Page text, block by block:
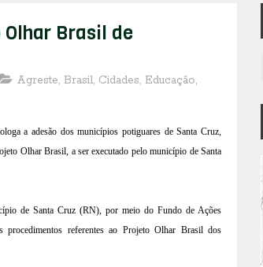
Brasil de
Agreste, Brasil, Cidades, Educação,
a adesão dos municípios potiguares de Santa Cruz,
Olhar Brasil, a ser executado pelo município de Santa
de Santa Cruz (RN), por meio do Fundo de Ações
procedimentos referentes ao Projeto Olhar Brasil dos